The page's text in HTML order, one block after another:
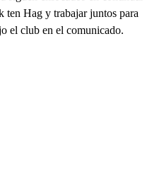
ten Hag y trabajar juntos para
el club en el comunicado.